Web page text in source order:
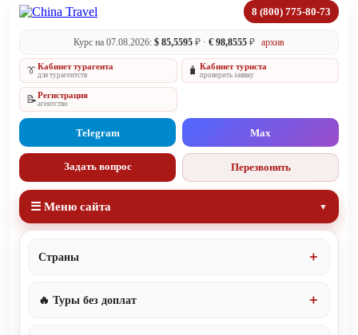
8 (800) 775-80-73
Курс на 07.08.2026: $ 85,5595 ₽ · € 98,8555 ₽ архив
👔Кабинет турагента
для турагентств 🧳 Кабинет туриста
проверить заявку
📝Регистрация
агентство
Telegram Max
Задать вопрос Перезвонить
☰ Меню сайта
Страны
🔥 Туры без доплат